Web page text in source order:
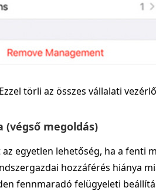
törli az összes vállalati
(végső megoldás)
az egyetlen lehetőség, ha a fenti
hozzáférés hiánya
fennmaradó felügyeleti